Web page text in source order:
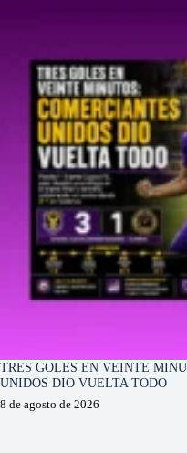
TRES GOLES EN VEINTE
UNIDOS DIO VUELTA TODO
8 de agosto de 2026